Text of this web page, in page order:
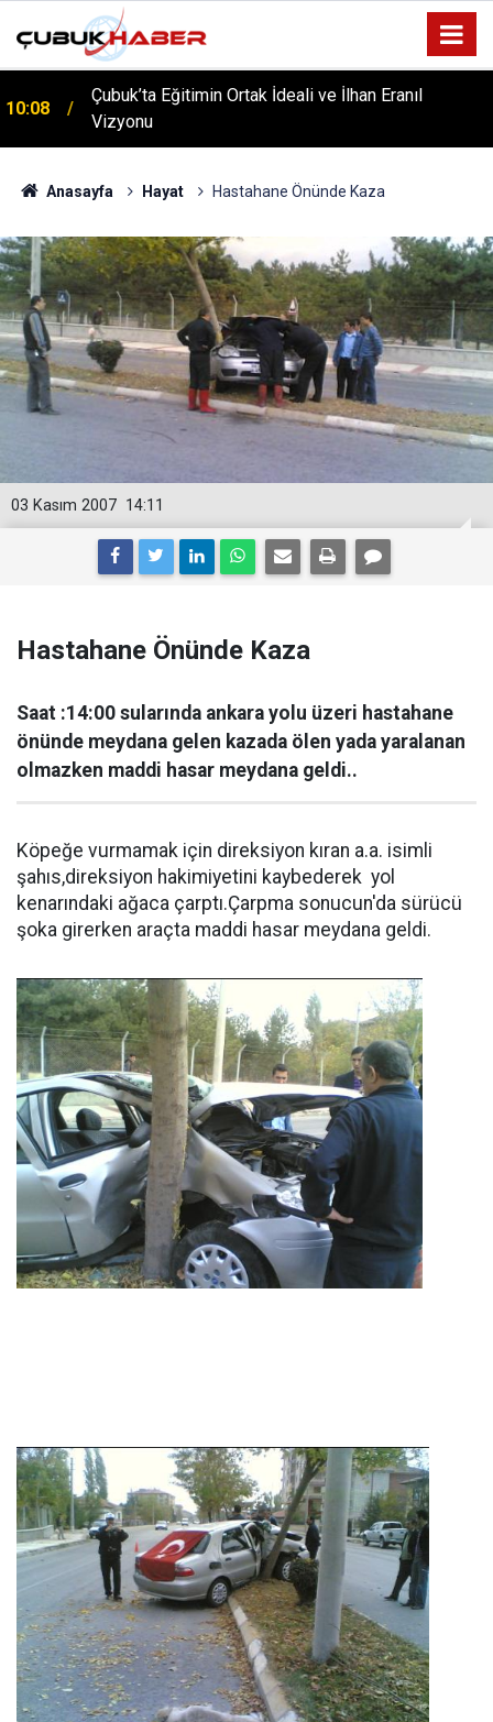
12:06
ÇUBUK’TA ‘YAZA MERHABA’ COŞKUSU: Kursiyerler
Gönüllerince Eğlendi!
Anasayfa Hayat Hastahane Önünde Kaza
14:11
03 Kasım 2007
Hastahane Önünde Kaza
Saat :14:00 sularında ankara yolu üzeri hastahane
önünde meydana gelen kazada ölen yada yaralanan
olmazken maddi hasar meydana geldi..
Köpeğe vurmamak için direksiyon kıran a.a. isimli
şahıs,direksiyon hakimiyetini kaybederek yol
kenarındaki ağaca çarptı.Çarpma sonucun'da sürücü
şoka girerken araçta maddi hasar meydana geldi.